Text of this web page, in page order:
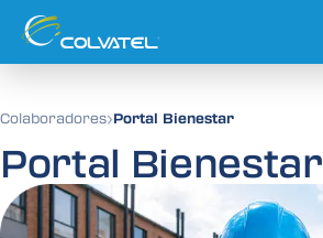
Colaboradores›Portal Bienestar
Portal Bienestar